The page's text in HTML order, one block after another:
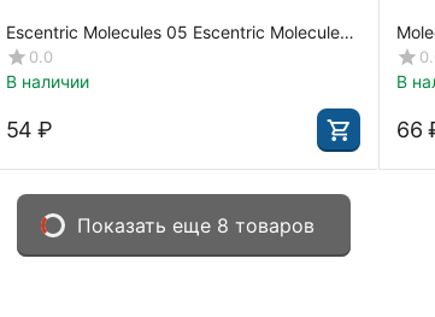
Escentric Molecules 05 Escentric Molecules /
Molecules 05 Escentric Molecules233357-T
0.0
В наличии
‍54‍ ₽
В
‍66‍
Показать еще 8 товаров